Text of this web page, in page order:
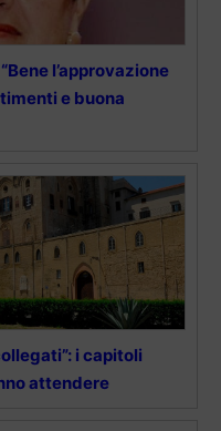
l’approvazione
e buona
i capitoli
attendere